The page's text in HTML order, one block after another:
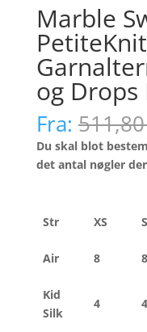
Marble
og Drops
Fra:
Du skal blot
det antal nøgler
Str XS S
Air 8 8
Kid
Silk
4 4